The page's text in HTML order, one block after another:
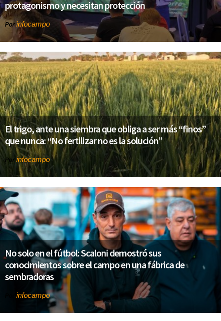
protagonismo y necesitan protección
Por infocampo
El trigo, ante una siembra que obliga a ser más “finos”
que nunca: “No fertilizar no es la solución”
Por infocampo
No solo en el fútbol: Scaloni demostró sus
conocimientos sobre el campo en una fábrica de
sembradoras
infocampo